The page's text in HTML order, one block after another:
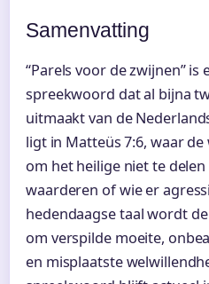
Samenvatting
“Parels voor de zwijnen” is
spreekwoord dat al bijna
uitmaakt van de
ligt in Matteüs 7:6, waar
om het heilige niet te
waarderen of wie er
hedendaagse taal wordt
om verspilde moeite,
en misplaatste